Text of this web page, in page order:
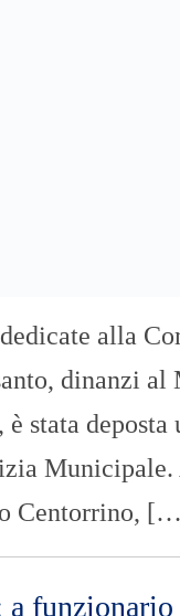
alla
dinanzi
è stata
Centorrino,